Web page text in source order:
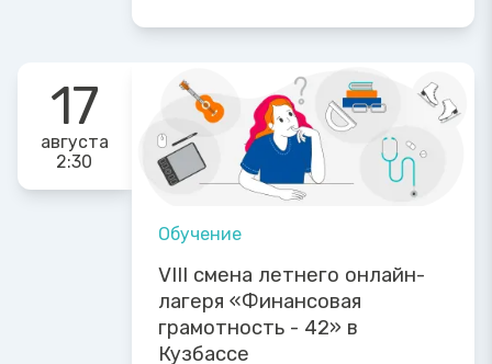
17
августа
2:30
Обучение
VIII смена летнего онлайн-
лагеря «Финансовая
грамотность - 42» в
Кузбассе